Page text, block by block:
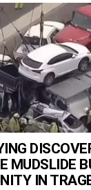
MUDSLIDE
IN